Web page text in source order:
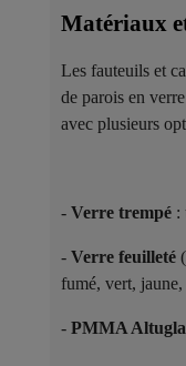
Matériaux
Les fauteuils et
de parois en
avec plusieurs
- Verre trempé :
- Verre feuilleté
fumé, vert,
- PMMA